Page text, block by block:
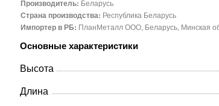
Производитель: Беларусь
Страна производства: Республика Беларусь
Импортер в РБ: ПланМеталл ООО, Беларусь, Минская
Основные характеристики
Высота
Длина